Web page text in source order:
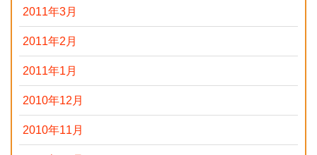
2011年3月
2011年2月
2011年1月
2010年12月
2010年11月